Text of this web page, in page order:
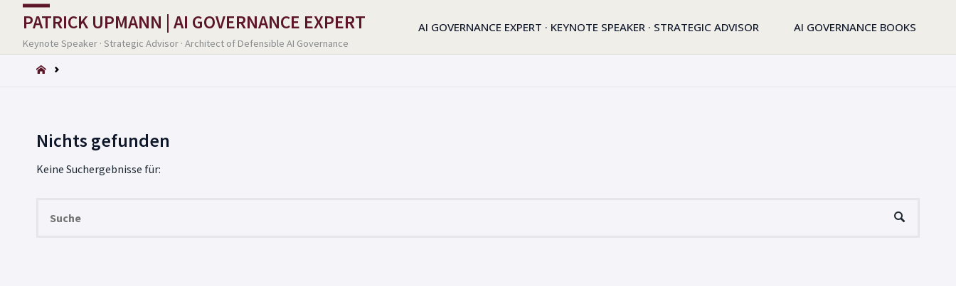
PATRICK UPMANN | AI GOVERNANCE EXPERT
Keynote Speaker · Strategic Advisor · Architect of Defensible AI Governance
Inhalt
AI GOVERNANCE EXPERT · KEYNOTE SPEAKER · STRATEGIC ADVISOR AI GOVERNANCE BOOKS
START
Nichts gefunden
Keine Suchergebnisse für:
SUCHE